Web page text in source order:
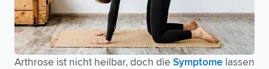
Arthrose ist nicht heilbar, doch die Symptome lassen